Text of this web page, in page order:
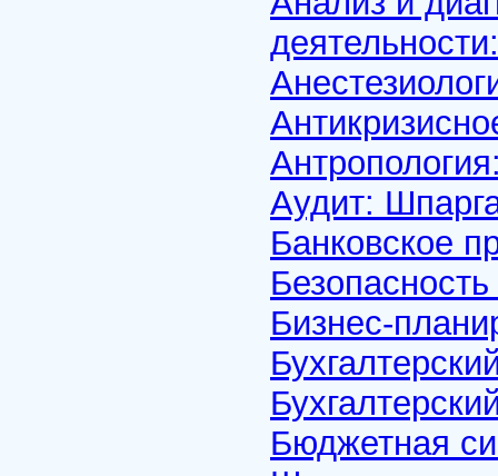
Аудит:
Банковское
Бизнес-
Бюджетная